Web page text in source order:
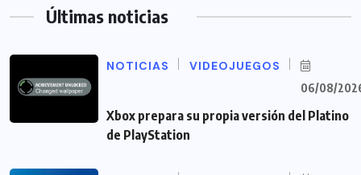
Últimas noticias
NOTICIAS VIDEOJUEGOS
06/08/
Xbox prepara su propia versión del Platino
de PlayStation